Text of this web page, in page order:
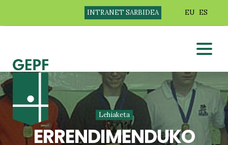
INTRANET SARBIDEA EU ES
Lehiaketa
ERRENDIMENDUKO